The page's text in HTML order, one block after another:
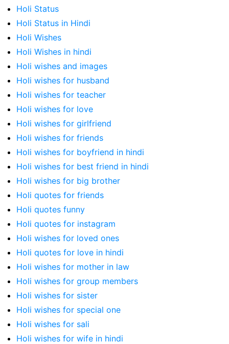
Holi Status
Holi Status in Hindi
Holi Wishes
Holi Wishes in hindi
Holi wishes and images
Holi wishes for husband
Holi wishes for teacher
Holi wishes for love
Holi wishes for girlfriend
Holi wishes for friends
Holi wishes for boyfriend in hindi
Holi wishes for best friend in hindi
Holi wishes for big brother
Holi quotes for friends
Holi quotes funny
Holi quotes for instagram
Holi wishes for loved ones
Holi quotes for love in hindi
Holi wishes for mother in law
Holi wishes for group members
Holi wishes for sister
Holi wishes for special one
Holi wishes for sali
Holi wishes for wife in hindi